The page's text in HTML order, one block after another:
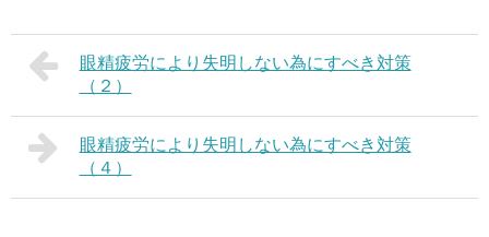
眼精疲労により失明しない為にすべき対策
（２）
眼精疲労により失明しない為にすべき対策
（４）